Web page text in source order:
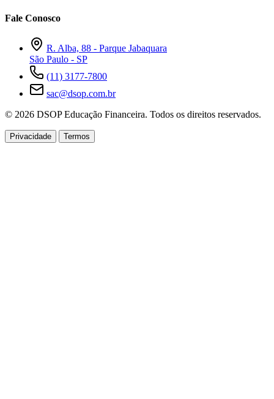
Fale Conosco
R. Alba, 88 - Parque Jabaquara
São Paulo - SP
(11) 3177-7800
sac@dsop.com.br
© 2026 DSOP Educação Financeira. Todos os direitos reservados.
Privacidade Termos